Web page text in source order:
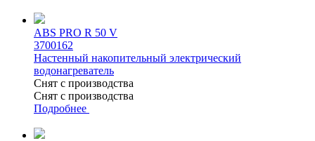
ABS PRO R 50 V
3700162
Настенный накопительный электрический
водонагреватель
Снят с производства
Снят с производства
Подробнее